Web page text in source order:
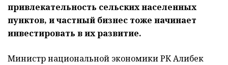
привлекательность сельских населенных
пунктов, и частный бизнес тоже начинает
инвестировать в их развитие.
Министр национальной экономики РК Алибек